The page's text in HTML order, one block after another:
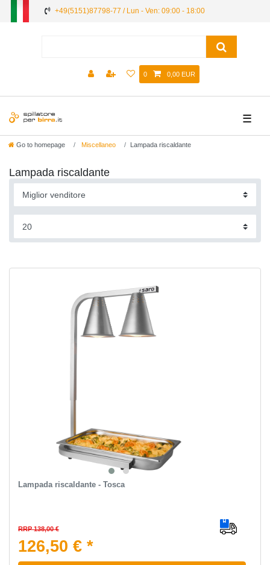
+49(5151)87798-77 / Lun - Ven: 09:00 - 18:00
0 0,00 EUR
☰
Go to homepage Miscellaneo Lampada riscaldante
Lampada riscaldante
Lampada riscaldante - Tosca
RRP 138,00 €
126,50 € *